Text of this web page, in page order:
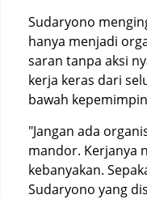
Sudaryono
hanya menjadi
saran tanpa aksi
kerja keras dari
bawah
"Jangan ada
mandor. Kerjanya
kebanyakan.
Sudaryono yang